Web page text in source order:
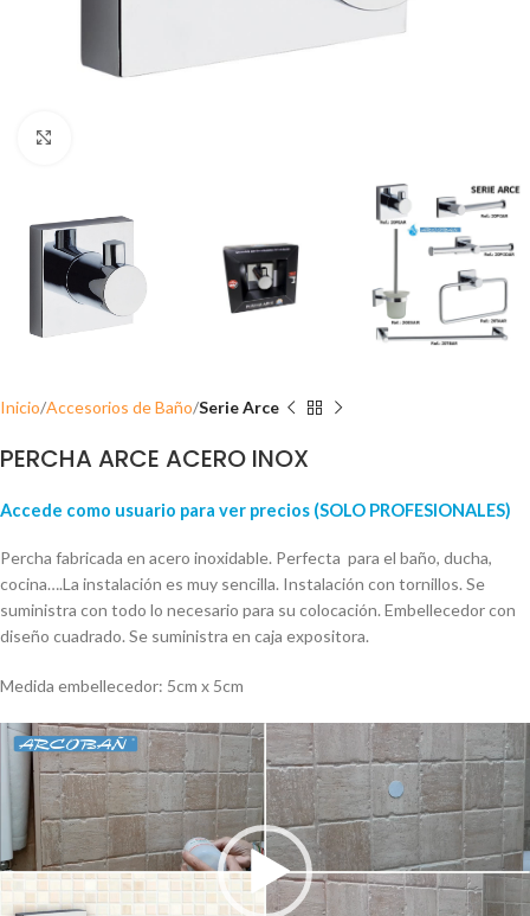
Inicio Accesorios de Baño Serie Arce
PERCHA ARCE ACERO INOX
Accede como usuario para ver precios (SOLO PROFESIONALES)
Percha fabricada en acero inoxidable. Perfecta para el baño, ducha,
cocina….La instalación es muy sencilla. Instalación con tornillos. Se
suministra con todo lo necesario para su colocación. Embellecedor con
diseño cuadrado. Se suministra en caja expositora.
Medida embellecedor: 5cm x 5cm
Reproductor
vídeo